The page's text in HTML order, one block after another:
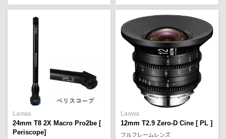
Laowa
24mm T8 2X Macro Pro2be [
Periscope]
Laowa
12mm T2.9 Zero-D Cine [ PL ]
フルフレームレンズ